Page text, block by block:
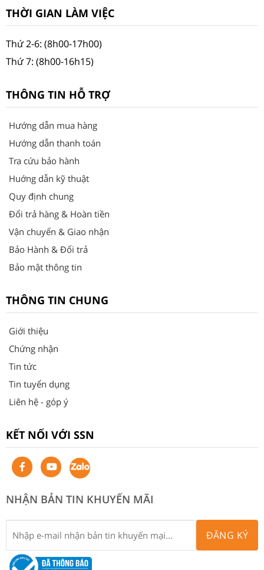
THỜI GIAN LÀM VIỆC
Thứ 2-6: (8h00-17h00)
Thứ 7: (8h00-16h15)
THÔNG TIN HỖ TRỢ
Hướng dẫn mua hàng
Hướng dẫn thanh toán
Tra cứu bảo hành
Huớng dẫn kỹ thuật
Quy định chung
Đổi trả hàng & Hoàn tiền
Vận chuyển & Giao nhận
Bảo Hành & Đổi trả
Bảo mật thông tin
THÔNG TIN CHUNG
Giới thiệu
Chứng nhận
Tin tức
Tin tuyển dụng
Liên hệ - góp ý
KẾT NỐI VỚI SSN
NHẬN BẢN TIN KHUYẾN MÃI
ĐĂNG KÝ